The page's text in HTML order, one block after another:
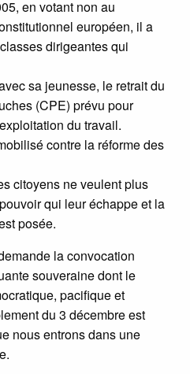
en votant non au
européen, il a
dirigeantes qui
sa jeunesse, le retrait du
(CPE) prévu pour
du travail.
contre la réforme des
citoyens ne veulent plus
qui leur échappe et la
posée.
la convocation
souveraine dont le
pacifique et
du 3 décembre est
nous entrons dans une